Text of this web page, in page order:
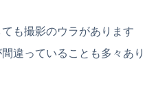
も撮影のウラがあります
違っていることも多々あり